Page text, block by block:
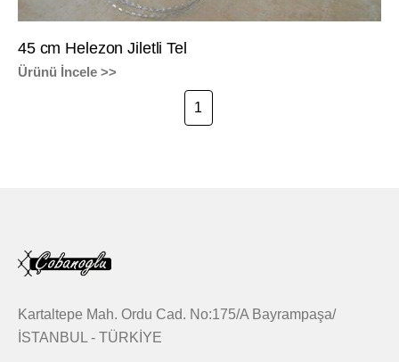
45 cm Helezon Jiletli Tel
Ürünü İncele >>
1
Kartaltepe Mah. Ordu Cad. No:175/A Bayrampaşa/
İSTANBUL - TÜRKİYE